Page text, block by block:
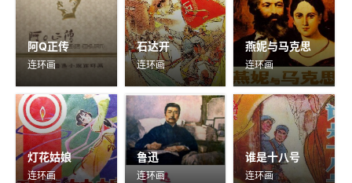
阿Q正传
连环画
石达开
连环画
燕妮与马克思
连环画
灯花姑娘
连环画
鲁迅
连环画
谁是十八号
连环画